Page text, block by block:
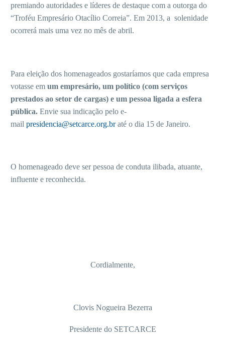
premiando autoridades e líderes de destaque com a outorga do
“Troféu Empresário Otacílio Correia”. Em 2013, a solenidade
ocorrerá mais uma vez no mês de abril.
Para eleição dos homenageados gostaríamos que cada empresa
votasse em um empresário, um político (com serviços
prestados ao setor de cargas) e um pessoa ligada a esfera
pública. Envie sua indicação pelo e-
mail presidencia@setcarce.org.braté o dia 15 de Janeiro.
O homenageado deve ser pessoa de conduta ilibada, atuante,
influente e reconhecida.
Cordialmente,
Clovis Nogueira Bezerra
Presidente do SETCARCE